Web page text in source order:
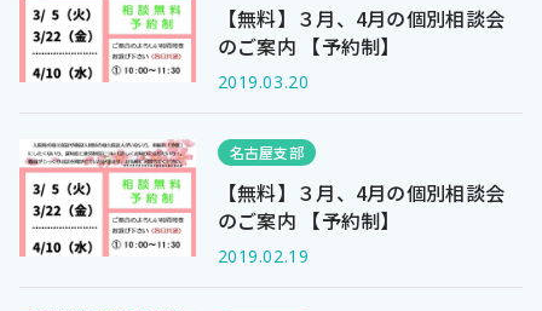
【無料】３月、4月の個別相談会
のご案内 【予約制】
2019.03.20
名古屋支部
【無料】３月、4月の個別相談会
のご案内 【予約制】
2019.02.19